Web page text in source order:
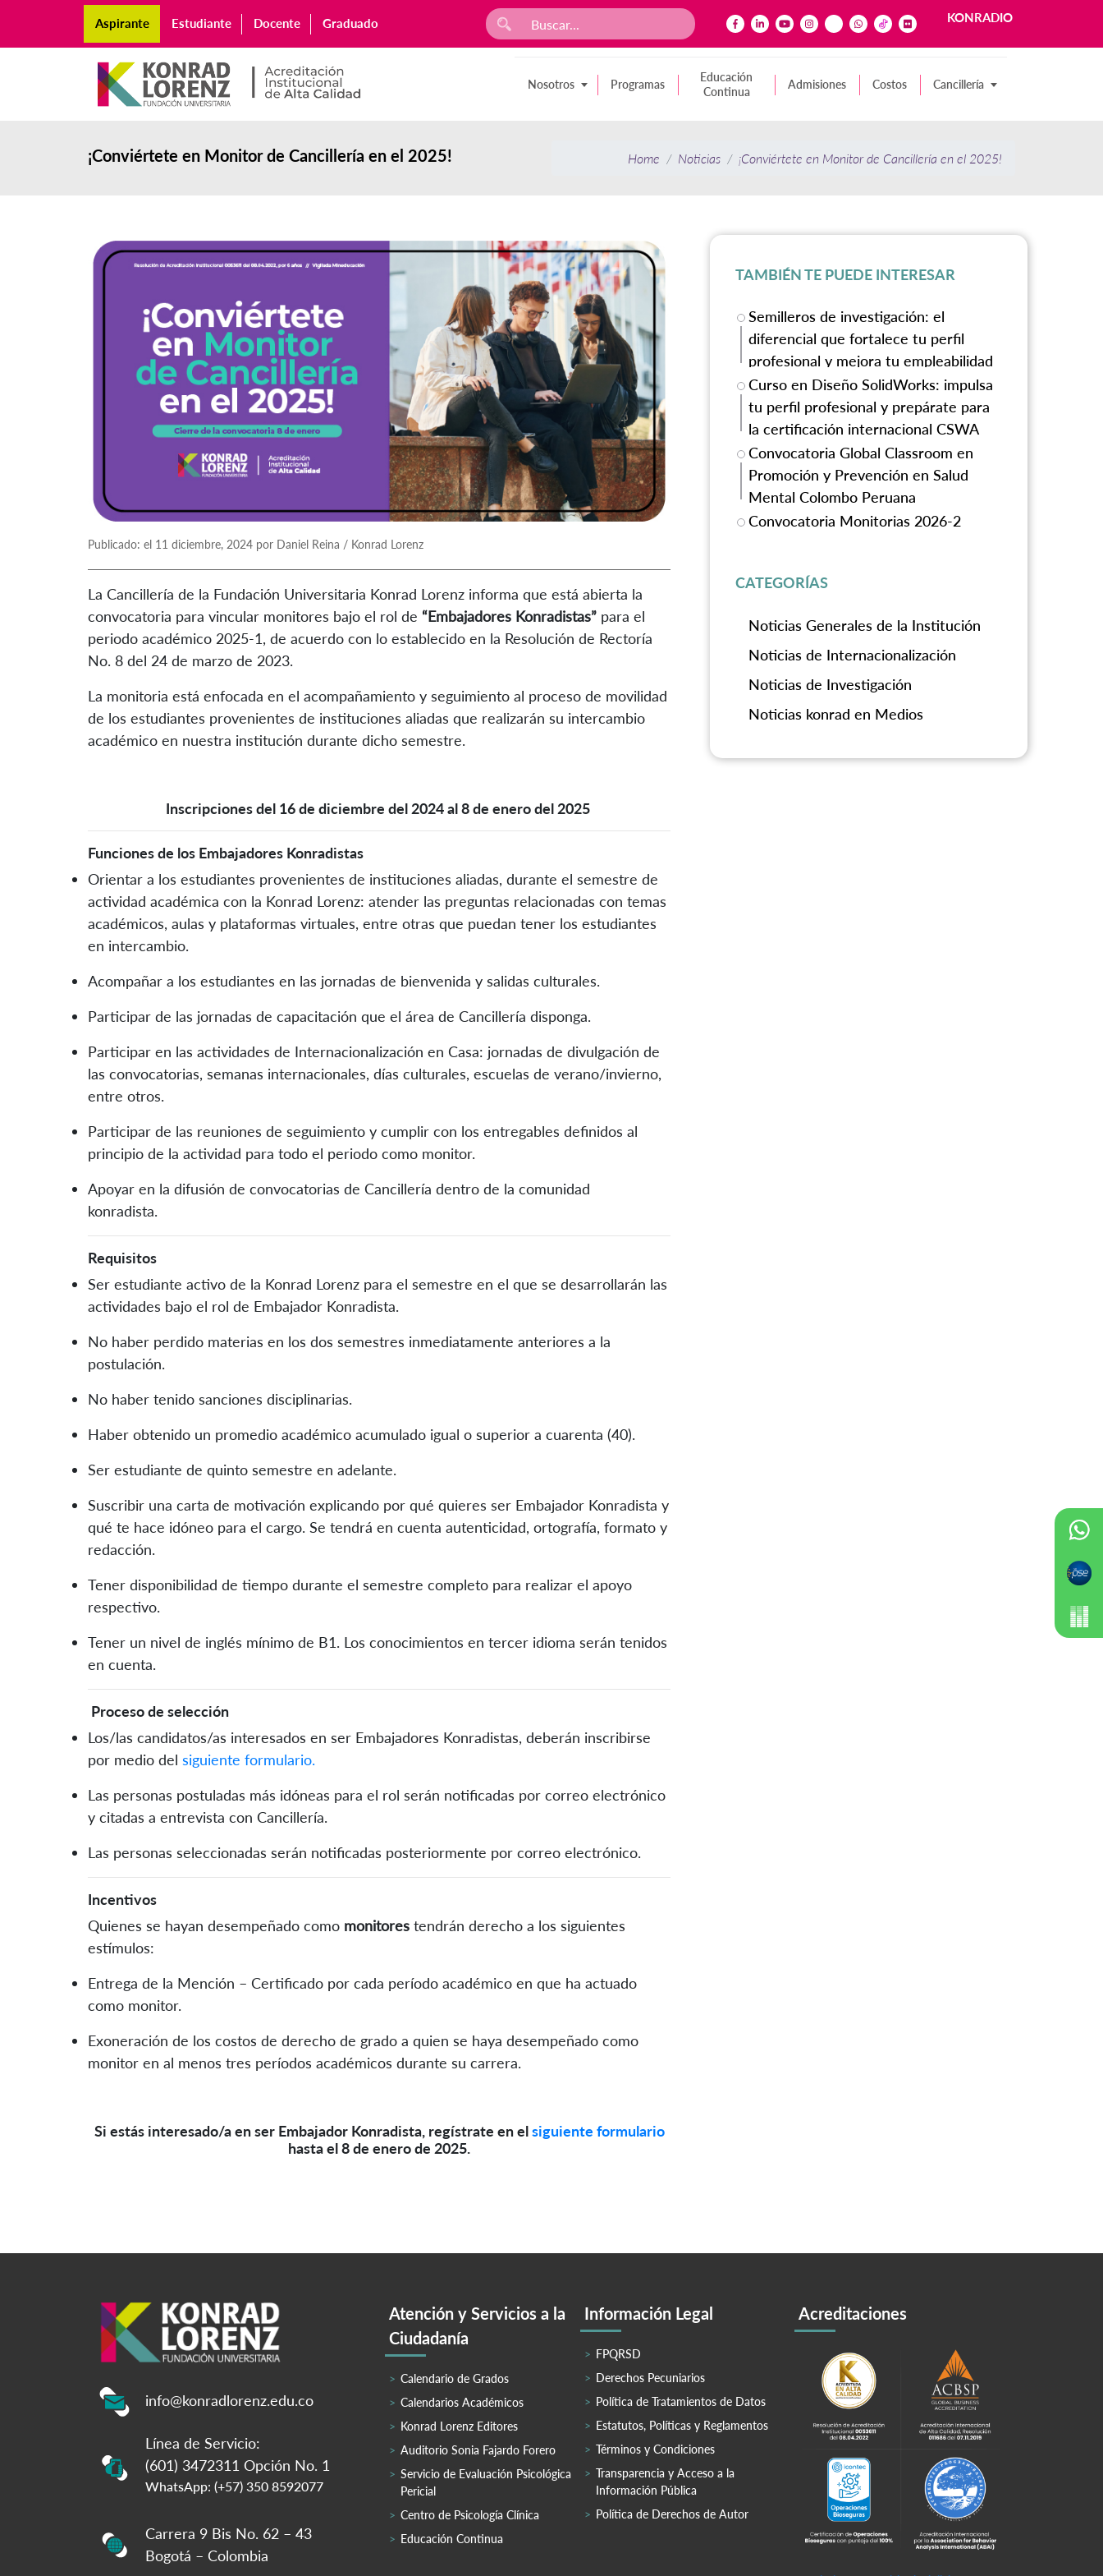
Aspirante Estudiante Docente Graduado KONRADIO
Nosotros Programas
Educación
Continua
Admisiones Costos Cancillería
¡Conviértete en Monitor de Cancillería en el 2025! Home Noticias ¡Conviértete en Monitor de Cancillería en el 2025!
Publicado: el 11 diciembre, 2024 por Daniel Reina / Konrad Lorenz
La Cancillería de la Fundación Universitaria Konrad Lorenz informa que está abierta la
convocatoria para vincular monitores bajo el rol de “Embajadores Konradistas” para el
periodo académico 2025-1, de acuerdo con lo establecido en la Resolución de Rectoría
No. 8 del 24 de marzo de 2023.
La monitoria está enfocada en el acompañamiento y seguimiento al proceso de movilidad
de los estudiantes provenientes de instituciones aliadas que realizarán su intercambio
académico en nuestra institución durante dicho semestre.
Inscripciones del 16 de diciembre del 2024 al 8 de enero del 2025
Funciones de los Embajadores Konradistas
Orientar a los estudiantes provenientes de instituciones aliadas, durante el semestre de
actividad académica con la Konrad Lorenz: atender las preguntas relacionadas con temas
académicos, aulas y plataformas virtuales, entre otras que puedan tener los estudiantes
en intercambio.
Acompañar a los estudiantes en las jornadas de bienvenida y salidas culturales.
Participar de las jornadas de capacitación que el área de Cancillería disponga.
Participar en las actividades de Internacionalización en Casa: jornadas de divulgación de
las convocatorias, semanas internacionales, días culturales, escuelas de verano/invierno,
entre otros.
Participar de las reuniones de seguimiento y cumplir con los entregables definidos al
principio de la actividad para todo el periodo como monitor.
Apoyar en la difusión de convocatorias de Cancillería dentro de la comunidad
konradista.
Requisitos
Ser estudiante activo de la Konrad Lorenz para el semestre en el que se desarrollarán las
actividades bajo el rol de Embajador Konradista.
No haber perdido materias en los dos semestres inmediatamente anteriores a la
postulación.
No haber tenido sanciones disciplinarias.
Haber obtenido un promedio académico acumulado igual o superior a cuarenta (40).
Ser estudiante de quinto semestre en adelante.
Suscribir una carta de motivación explicando por qué quieres ser Embajador Konradista y
qué te hace idóneo para el cargo. Se tendrá en cuenta autenticidad, ortografía, formato y
redacción.
Tener disponibilidad de tiempo durante el semestre completo para realizar el apoyo
respectivo.
Tener un nivel de inglés mínimo de B1. Los conocimientos en tercer idioma serán tenidos
en cuenta.
Proceso de selección
Los/las candidatos/as interesados en ser Embajadores Konradistas, deberán inscribirse
por medio del siguiente formulario.
Las personas postuladas más idóneas para el rol serán notificadas por correo electrónico
y citadas a entrevista con Cancillería.
Las personas seleccionadas serán notificadas posteriormente por correo electrónico.
Incentivos
Quienes se hayan desempeñado como monitores tendrán derecho a los siguientes
estímulos:
Entrega de la Mención – Certificado por cada período académico en que ha actuado
como monitor.
Exoneración de los costos de derecho de grado a quien se haya desempeñado como
monitor en al menos tres períodos académicos durante su carrera.
Si estás interesado/a en ser Embajador Konradista, regístrate en elsiguiente formulario
hasta el 8 de enero de 2025.
TAMBIÉN TE PUEDE INTERESAR
Semilleros de investigación: el
diferencial que fortalece tu perfil
profesional y mejora tu empleabilidad
Curso en Diseño SolidWorks: impulsa
tu perfil profesional y prepárate para
la certificación internacional CSWA
Convocatoria Global Classroom en
Promoción y Prevención en Salud
Mental Colombo Peruana
Convocatoria Monitorias 2026-2
CATEGORÍAS
Noticias Generales de la Institución
Noticias de Internacionalización
Noticias de Investigación
Noticias konrad en Medios
info@konradlorenz.edu.co
Línea de Servicio:
(601) 3472311 Opción No. 1
WhatsApp: (+57) 350 8592077
Carrera 9 Bis No. 62 – 43
Bogotá – Colombia
Atención y Servicios a la
Ciudadanía
Calendario de Grados
Calendarios Académicos
Konrad Lorenz Editores
Auditorio Sonia Fajardo Forero
Servicio de Evaluación Psicológica
Pericial
Centro de Psicología Clínica
Educación Continua
Información Legal
FPQRSD
Derechos Pecuniarios
Política de Tratamientos de Datos
Estatutos, Políticas y Reglamentos
Términos y Condiciones
Transparencia y Acceso a la
Información Pública
Política de Derechos de Autor
Acreditaciones